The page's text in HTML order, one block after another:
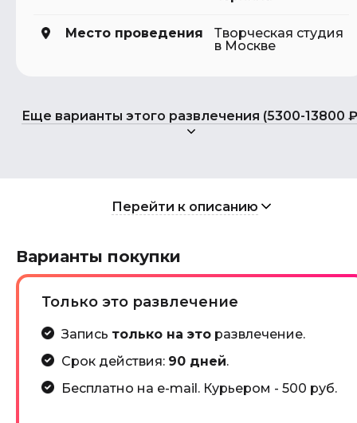
Место проведения
Творческая студия
в Москве
Еще варианты этого развлечения (5300-13800
Перейти к описанию
Варианты покупки
Только это развлечение
Запись только на эторазвлечение.
Срок действия: 90 дней.
Бесплатно на e-mail. Курьером - 500 руб.